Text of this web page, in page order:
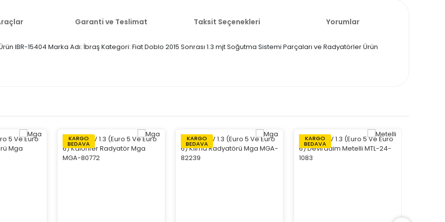
Garanti ve Teslimat Taksit Seçenekleri Yorumlar
IBR-15404 Marka Adı: İbraş Kategori: Fiat Doblo 2015 Sonrası 1.3 mjt Soğutma Sistemi Parçaları ve Radyatörler Ürün
KARGO
BEDAVA
KARGO
BEDAVA
KARGO
BEDAVA